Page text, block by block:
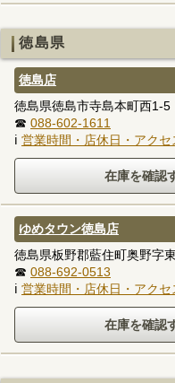
徳島県
徳島店
徳島県徳島市寺島本町西1-5
☎ 088-602-1611
ℹ 営業時間・店休日・アクセ
ゆめタウン徳島店
徳島県板野郡藍住町奥野字
☎ 088-692-0513
ℹ 営業時間・店休日・アクセ